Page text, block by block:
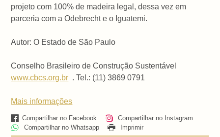
projeto com 100% de madeira legal, dessa vez em
parceria com a Odebrecht e o Iguatemi.
Autor: O Estado de São Paulo
Conselho Brasileiro de Construção Sustentável
www.cbcs.org.br . Tel.: (11) 3869 0791
Mais informações
Compartilhar no Facebook
Compartilhar no Instagram
Compartilhar no Whatsapp
Imprimir